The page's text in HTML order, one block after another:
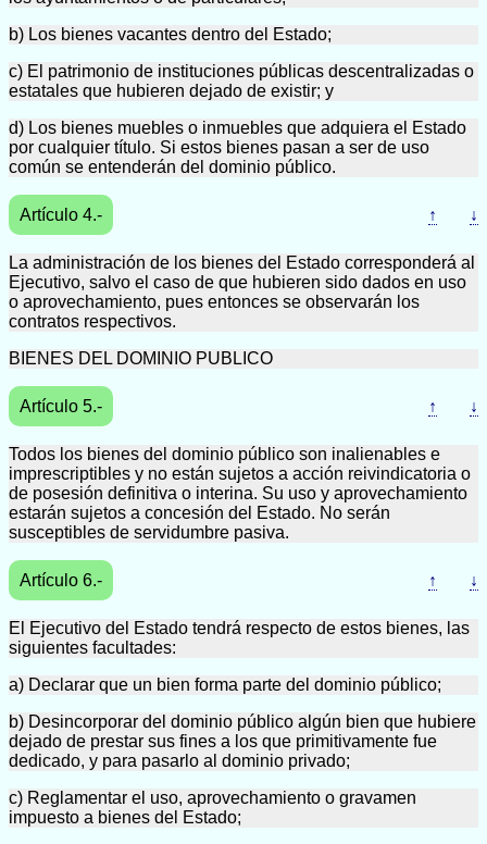
b) Los bienes vacantes dentro del Estado;
c) El patrimonio de instituciones públicas descentralizadas o
estatales que hubieren dejado de existir; y
d) Los bienes muebles o inmuebles que adquiera el Estado
por cualquier título. Si estos bienes pasan a ser de uso
común se entenderán del dominio público.
Artículo 4.- ↑ ↓
La administración de los bienes del Estado corresponderá al
Ejecutivo, salvo el caso de que hubieren sido dados en uso
o aprovechamiento, pues entonces se observarán los
contratos respectivos.
BIENES DEL DOMINIO PUBLICO
Artículo 5.- ↑ ↓
Todos los bienes del dominio público son inalienables e
imprescriptibles y no están sujetos a acción reivindicatoria o
de posesión definitiva o interina. Su uso y aprovechamiento
estarán sujetos a concesión del Estado. No serán
susceptibles de servidumbre pasiva.
Artículo 6.- ↑ ↓
El Ejecutivo del Estado tendrá respecto de estos bienes, las
siguientes facultades:
a) Declarar que un bien forma parte del dominio público;
b) Desincorporar del dominio público algún bien que hubiere
dejado de prestar sus fines a los que primitivamente fue
dedicado, y para pasarlo al dominio privado;
c) Reglamentar el uso, aprovechamiento o gravamen
impuesto a bienes del Estado;